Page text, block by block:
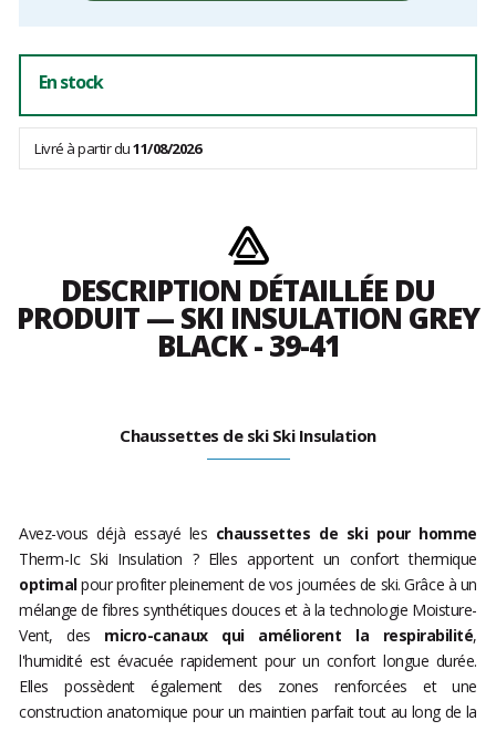
En stock
Livré à partir du11/08/2026
DESCRIPTION DÉTAILLÉE DU
PRODUIT — SKI INSULATION GREY
BLACK - 39-41
Chaussettes de ski Ski Insulation
Avez-vous déjà essayé les chaussettes de ski pour homme
Therm-Ic Ski Insulation ? Elles apportent un confort thermique
optimalpour profiter pleinement de vos journées de ski. Grâce à un
mélange de fibres synthétiques douces et à la technologie Moisture-
Vent, des micro-canaux qui améliorent la respirabilité,
l'humidité est évacuée rapidement pour un confort longue durée.
Elles possèdent également des zones renforcées et une
construction anatomique pour un maintien parfait tout au long de la